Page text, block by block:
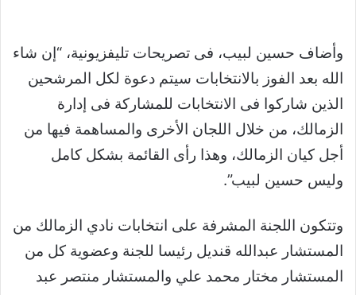
وأضاف حسين لبيب، فى تصريحات تليفزيونية، “إن شاء
الله بعد الفوز بالانتخابات سيتم دعوة لكل المرشحين
الذين شاركوا فى الانتخابات للمشاركة فى إدارة
الزمالك، من خلال اللجان الأخرى والمساهمة فيها من
أجل كيان الزمالك، وهذا رأى القائمة بشكل كامل
وليس حسين لبيب”.
وتتكون اللجنة المشرفة على انتخابات نادي الزمالك من
المستشار عبدالله قنديل رئيسا للجنة وعضوية كل من
المستشار مختار محمد علي والمستشار منتصر عبد